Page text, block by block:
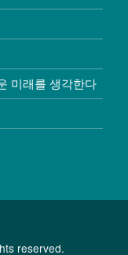
미래를 생각한다
reserved.